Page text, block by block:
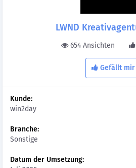
LWND
654 Ansichten
Gefällt mir
Kunde:
win2day
Branche:
Sonstige
Datum der Umsetzung: